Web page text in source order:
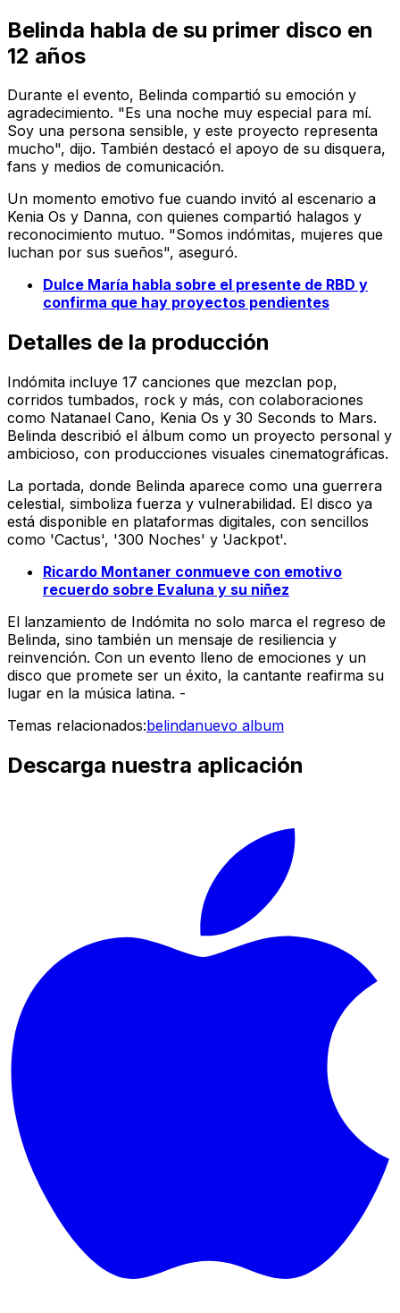
Belinda habla de su primer disco en
12 años
Durante el evento, Belinda compartió su emoción y
agradecimiento. "Es una noche muy especial para mí.
Soy una persona sensible, y este proyecto representa
mucho", dijo. También destacó el apoyo de su disquera,
fans y medios de comunicación.
Un momento emotivo fue cuando invitó al escenario a
Kenia Os y Danna, con quienes compartió halagos y
reconocimiento mutuo. "Somos indómitas, mujeres que
luchan por sus sueños", aseguró.
Dulce María habla sobre el presente de RBD y
confirma que hay proyectos pendientes
Detalles de la producción
Indómita incluye 17 canciones que mezclan pop,
corridos tumbados, rock y más, con colaboraciones
como Natanael Cano, Kenia Os y 30 Seconds to Mars.
Belinda describió el álbum como un proyecto personal y
ambicioso, con producciones visuales cinematográficas.
La portada, donde Belinda aparece como una guerrera
celestial, simboliza fuerza y vulnerabilidad. El disco ya
está disponible en plataformas digitales, con sencillos
como 'Cactus', '300 Noches' y 'Jackpot'.
Ricardo Montaner conmueve con emotivo
recuerdo sobre Evaluna y su niñez
El lanzamiento de Indómita no solo marca el regreso de
Belinda, sino también un mensaje de resiliencia y
reinvención. Con un evento lleno de emociones y un
disco que promete ser un éxito, la cantante reafirma su
lugar en la música latina. -
Temas relacionados:belindanuevo album
Descarga nuestra aplicación